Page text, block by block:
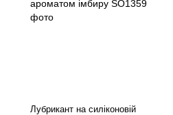
Лубрикант на силіконовій